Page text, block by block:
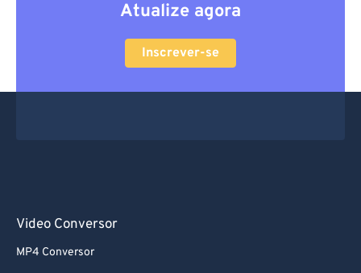
Atualize agora
Inscrever-se
Video Conversor
MP4 Conversor